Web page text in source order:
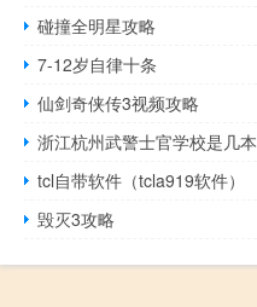
碰撞全明星攻略
7-12岁自律十条
仙剑奇侠传3视频攻略
浙江杭州武警士官学校是几本
tcl自带软件（tcla919软件）
毁灭3攻略